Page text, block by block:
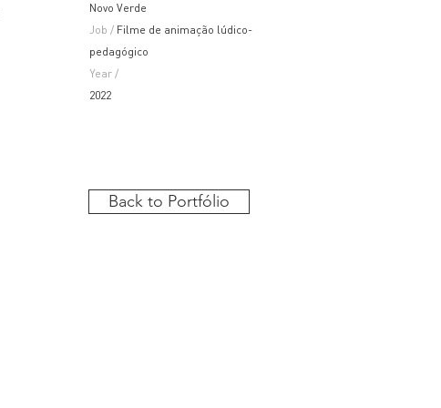
Novo Verde
Job / Filme de animação lúdico-
pedagógico
Year /
2022
Back to Portfólio